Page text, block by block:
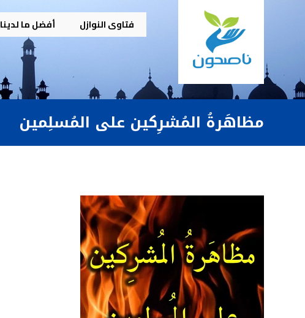
فتاوى النوازل أفضل ما لدينا
مظاهَرةُ المُشرِكين على المُسلِمين